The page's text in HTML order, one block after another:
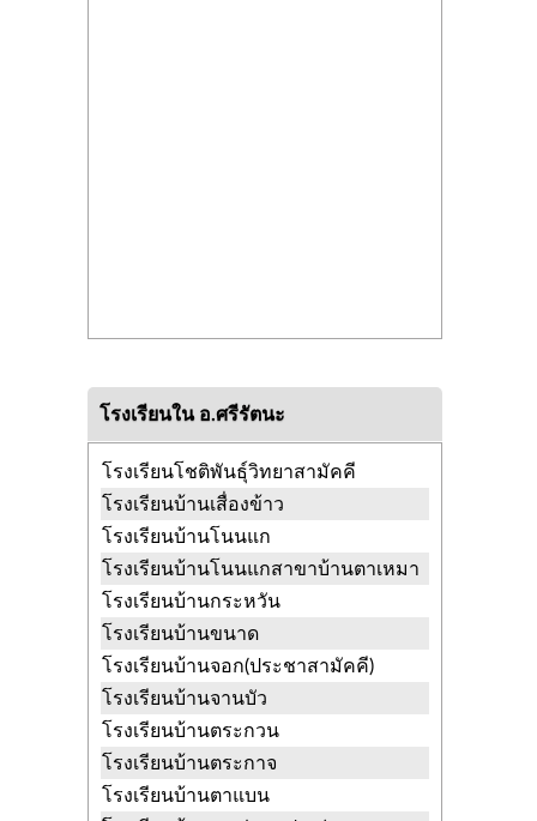
โรงเรียนใน อ.ศรีรัตนะ
โรงเรียนโชติพันธุ์วิทยาสามัคคี
โรงเรียนบ้านเสื่องข้าว
โรงเรียนบ้านโนนแก
โรงเรียนบ้านโนนแกสาขาบ้านตาเหมา
โรงเรียนบ้านกระหวัน
โรงเรียนบ้านขนาด
โรงเรียนบ้านจอก(ประชาสามัคคี)
โรงเรียนบ้านจานบัว
โรงเรียนบ้านตระกวน
โรงเรียนบ้านตระกาจ
โรงเรียนบ้านตาแบน